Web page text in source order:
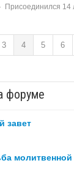
Присоединился 14
3 4 5 6
форуме
завет